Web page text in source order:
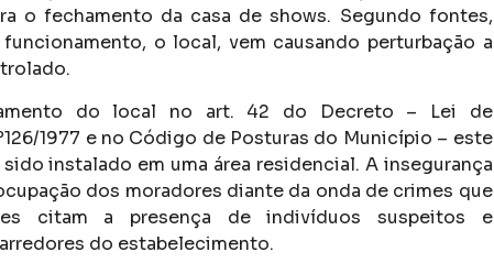
o fechamento da casa de shows. Segundo fontes,
o local, vem causando perturbação a
do local no art. 42 do Decreto – Lei de
1977 e no Código de Posturas do Município – este
instalado em uma área residencial. A insegurança
dos moradores diante da onda de crimes que
citam a presença de indivíduos suspeitos e
do estabelecimento.